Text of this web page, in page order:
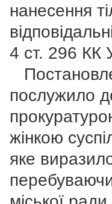
нанесення
4 ст. 296 КК
послужило
жінкою
яке
перебуваючи